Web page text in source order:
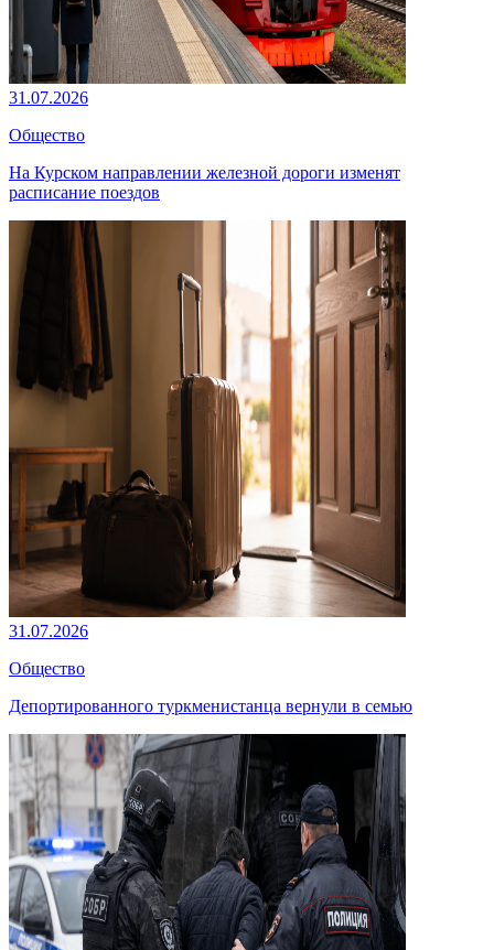
31.07.2026
Общество
На Курском направлении железной дороги изменят
расписание поездов
31.07.2026
Общество
Депортированного туркменистанца вернули в семью